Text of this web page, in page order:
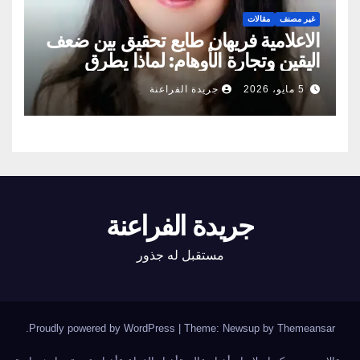
غير مصنف مقالات
الاعلامية فريهان طايع تحقيق بين ضعف
اليقين وتجارة الأوهام: لماذا يطرق
الناس أبواب المشعوذين
5 مايو، 2026 جريدة الفراعنة
جريدة الفراعنة
مستقبل له جذور
Proudly powered by WordPress Theme: Newsup by Themeansar
.